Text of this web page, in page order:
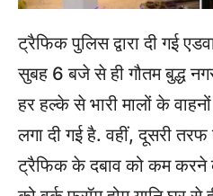
ट्रैफिक पुलिस द्वारा दी गई
सुबह 6 बजे से ही गौतम बुद्ध
हर हल्के से भारी मालों के
लगा दी गई है. वहीं, दूसरी
ट्रैफिक के दबाव को कम करने